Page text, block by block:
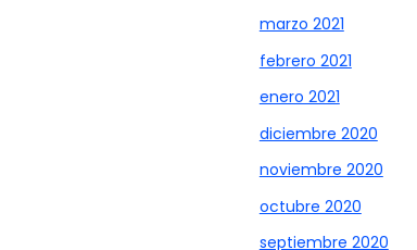
marzo 2021
febrero 2021
enero 2021
diciembre 2020
noviembre 2020
octubre 2020
septiembre 2020